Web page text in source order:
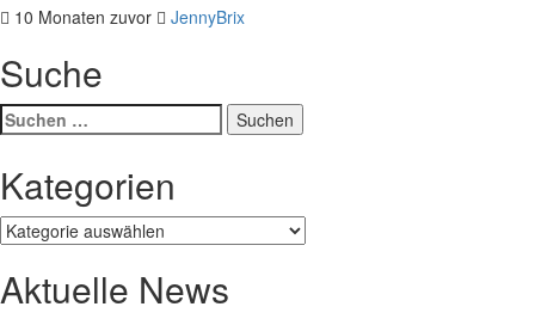
10 Monaten zuvor JennyBrix
Suche
Suchen
nach:
Kategorien
Kategorien
Aktuelle News